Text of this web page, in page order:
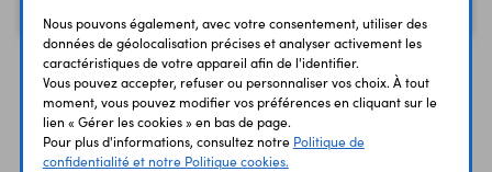
Vous avez déja consulté
Nous pouvons également, avec votre consentement, utiliser des
données de géolocalisation précises et analyser activement les
caractéristiques de votre appareil afin de l'identifier.
Vous pouvez accepter, refuser ou personnaliser vos choix. À tout
moment, vous pouvez modifier vos préférences en cliquant sur le
lien « Gérer les cookies » en bas de page.
Pour plus d'informations, consultez notre Politique de
confidentialité et notre Politique cookies.